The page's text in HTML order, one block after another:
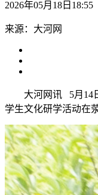
2026年05月18日18:55
来源：大河网
大河网讯 5月14
学生文化研学活动在